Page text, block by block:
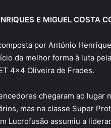
E MIGUEL COSTA
por António
da melhor forma à luta
4×4 Oliveira de Frades.
chegaram ao lugar
mas na classe Super
Lucrofusão assumiu a